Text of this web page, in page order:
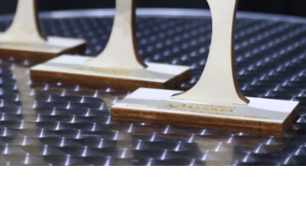
WATER TECHNOLOGIES